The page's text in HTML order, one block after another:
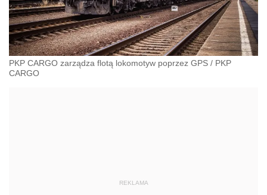
PKP CARGO zarządza flotą lokomotyw poprzez GPS / PKP
CARGO